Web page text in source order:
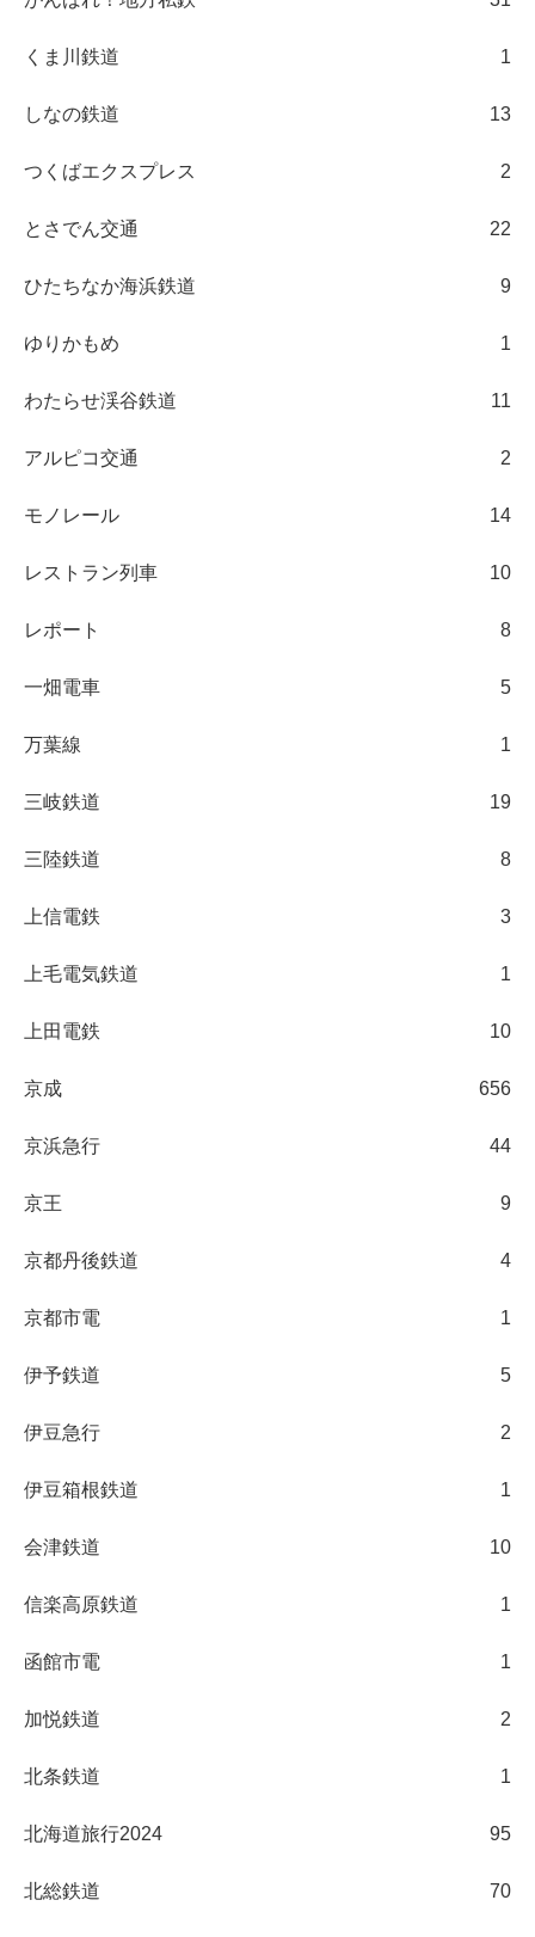
くま川鉄道 1
しなの鉄道 13
つくばエクスプレス 2
とさでん交通 22
ひたちなか海浜鉄道 9
ゆりかもめ 1
わたらせ渓谷鉄道 11
アルピコ交通 2
モノレール 14
レストラン列車 10
レポート 8
一畑電車 5
万葉線 1
三岐鉄道 19
三陸鉄道 8
上信電鉄 3
上毛電気鉄道 1
上田電鉄 10
京成 656
京浜急行 44
京王 9
京都丹後鉄道 4
京都市電 1
伊予鉄道 5
伊豆急行 2
伊豆箱根鉄道 1
会津鉄道 10
信楽高原鉄道 1
函館市電 1
加悦鉄道 2
北条鉄道 1
北海道旅行2024 95
北総鉄道 70